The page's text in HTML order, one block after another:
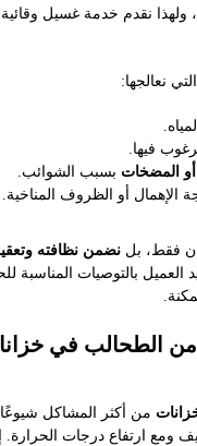
ولهذا نقدم خدمة غسيل وقائية
نعالجها:
فيها.
أو المضخات بسبب الشوائب.
الإهمال أو الظروف المناخية.
فقط، بلنضمن نظافته
العميل بالتوصيات المناسبة
الطحالب في
من أكثر المشاكل شيوعًا
ارتفاع درجات الحرارة.